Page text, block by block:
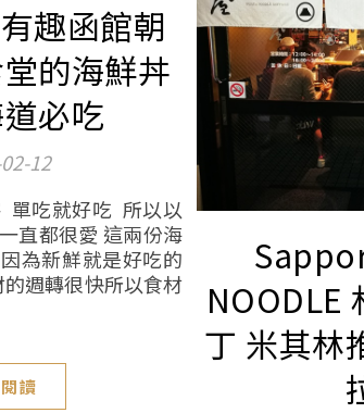
趣函館朝
的海鮮丼
必吃
12
單吃就好吃 所以以
直都很愛 這兩份海
為新鮮就是好吃的
週轉很快所以食材
讀
NOODLE
丁 米其林